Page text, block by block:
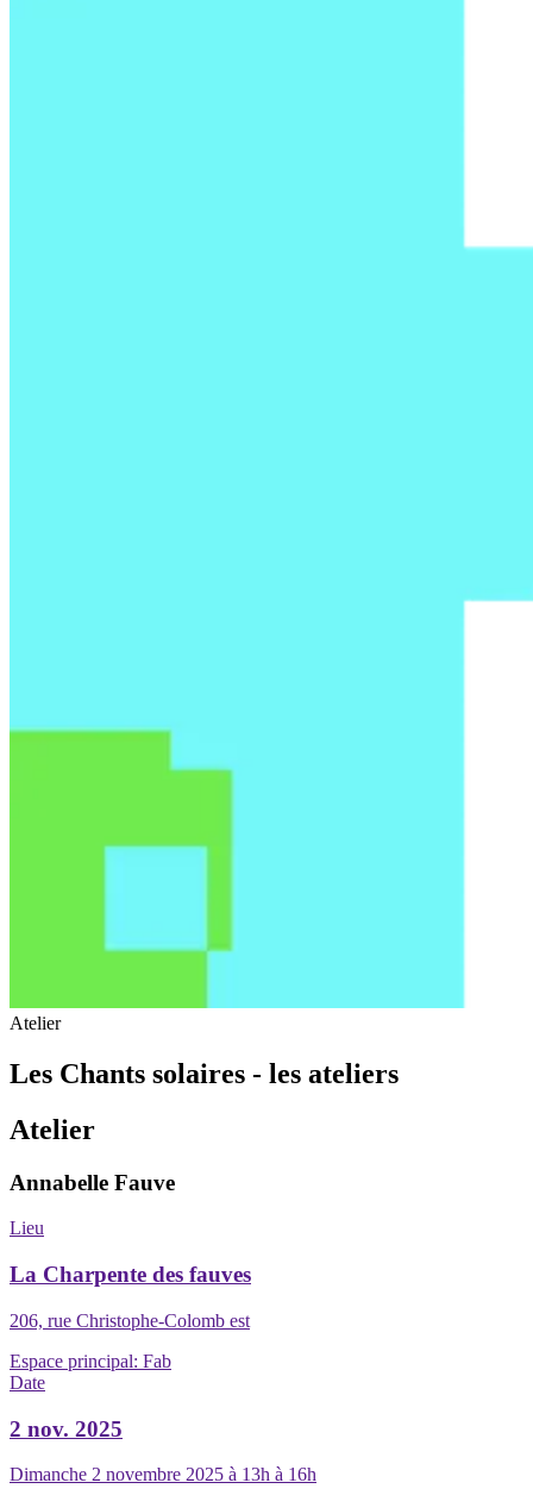
Atelier
Les Chants solaires - les ateliers
Atelier
Annabelle Fauve
Lieu
La Charpente des fauves
206, rue Christophe-Colomb est
Espace principal: Fab
Date
2 nov. 2025
Dimanche 2 novembre 2025 à 13h à 16h